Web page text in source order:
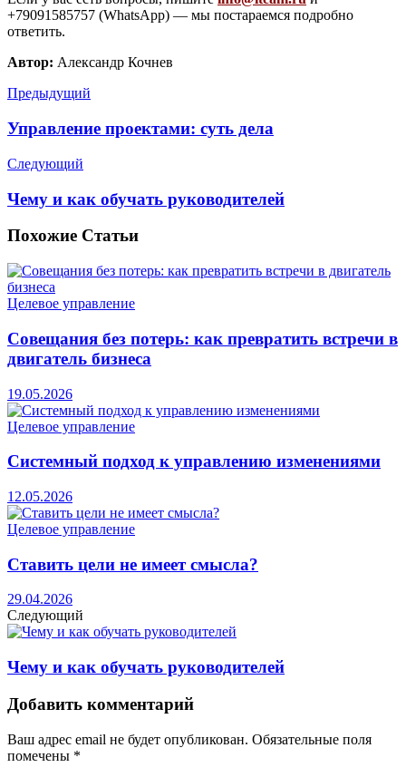
+79091585757 (WhatsApp) — мы постараемся подробно
ответить.
Автор: Александр Кочнев
Предыдущий
Управление проектами: суть дела
Следующий
Чему и как обучать руководителей
Похожие Статьи
Целевое управление
Совещания без потерь: как превратить встречи в
двигатель бизнеса
19.05.2026
Целевое управление
Системный подход к управлению изменениями
12.05.2026
Целевое управление
Ставить цели не имеет смысла?
29.04.2026
Следующий
Чему и как обучать руководителей
Добавить комментарий
Ваш адрес email не будет опубликован. Обязательные поля
помечены *